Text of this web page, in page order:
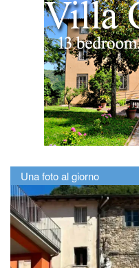
Una foto al giorno